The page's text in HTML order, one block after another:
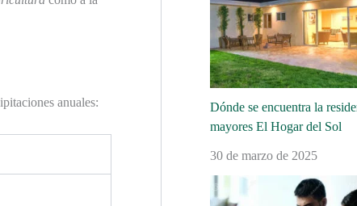
anuales:
Dónde se encuentra la
mayores El Hogar del Sol
30 de marzo de 2025